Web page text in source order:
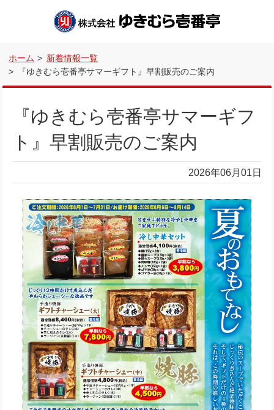
ホーム
新着情報一覧
『ゆきむら壱番亭サマーギフト』早割販売のご案内
『ゆきむら壱番亭サマーギフ
ト』早割販売のご案内
2026年06月01日